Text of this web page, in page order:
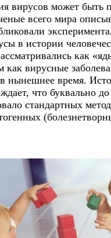
вирусов может быть
всего мира
в истории
как
как вирусные
нынешнее время.
что буквально
стандартных